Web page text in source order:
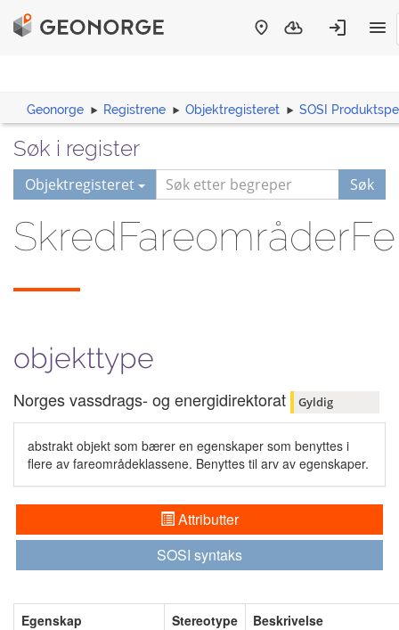
Geonorge Registrene Objektregisteret SOSI
Søk i register
Objektregisteret Søk
objekttype
Norges vassdrags- og energidirektorat Gyldig
abstrakt objekt som bærer en egenskaper som benyttes i
flere av fareområdeklassene. Benyttes til arv av egenskaper.
Attributter
SOSI syntaks
Egenskap Stereotype
Beskrivelse